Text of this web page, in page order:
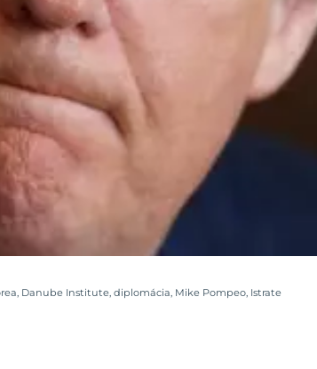
Danube Institute diplomácia Mike Pompeo Istrate